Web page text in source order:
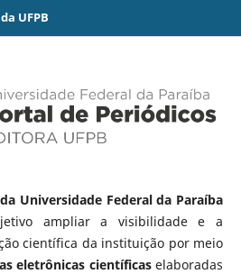
UFPB
Universidade Federal da Paraíba
ampliar a visibilidade e a
científica da instituição por meio
eletrônicas científicaselaboradas